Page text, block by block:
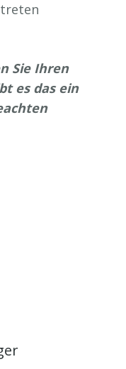
Sie Ihren
es das ein